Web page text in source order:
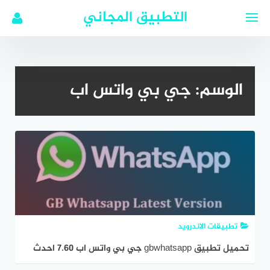
التطبيق المجاني
الوسم:جي بي واتس اب
تطبيقات الاندرويد
تحميل تطبيق gbwhatsapp جي بي واتس اب 7.60 احدث